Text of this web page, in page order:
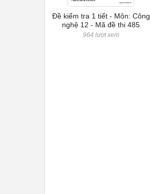
Đề kiểm tra 1 tiết - Môn: Công
nghệ 12 - Mã đề thi 485
964 lượt xem